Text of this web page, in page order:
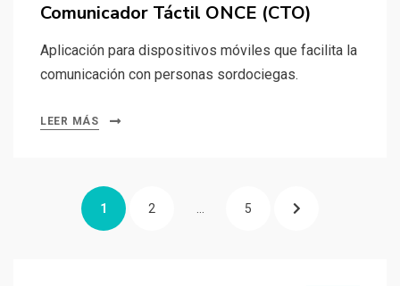
Comunicador Táctil ONCE (CTO)
Aplicación para dispositivos móviles que facilita la
comunicación con personas sordociegas.
LEER MÁS
Paginación
PÁGINA
1 PÁGINA
2 … PÁGINA
5 PÁGINA